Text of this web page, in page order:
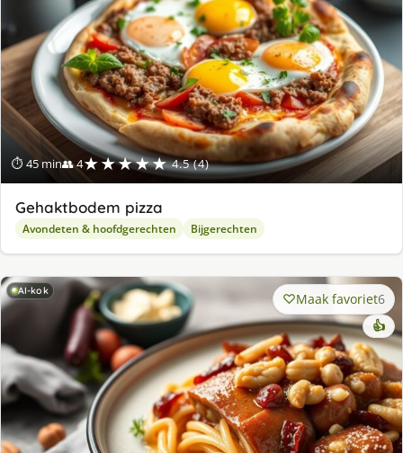
⏱ 45 min👥 4★★★★★ 4.5 (4)
Gehaktbodem pizza
Avondeten & hoofdgerechten Bijgerechten
AI-kok Maak favoriet6
👍